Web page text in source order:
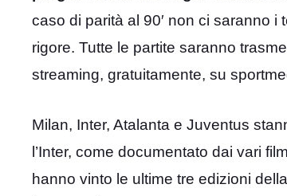
caso di parità al 90′ non ci saranno
rigore. Tutte le partite saranno
streaming, gratuitamente, su
Milan, Inter, Atalanta e Juventus
l’Inter, come documentato dai vari
hanno vinto le ultime tre edizioni